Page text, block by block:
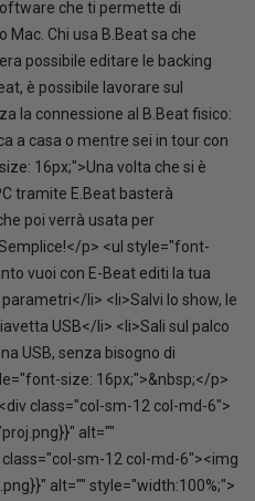
che ti permette di
Mac. Chi usa B.Beat sa che
possibile editare le backing
è possibile lavorare sul
la connessione al B.Beat fisico:
a casa o mentre sei in tour con
16px;">Una volta che si è
tramite E.Beat basterà
poi verrà usata per
p> <ul style="font-
vuoi con E-Beat editi la tua
li> <li>Salvi lo show, le
USB</li> <li>Sali sul palco
USB, senza bisogno di
size: 16px;">&nbsp;</p>
class="col-sm-12 col-md-6">
alt=""
sm-12 col-md-6"><img
alt="" style="width:100%;">